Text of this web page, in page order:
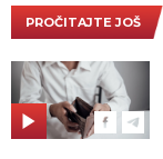
PROČITAJTE JOŠ